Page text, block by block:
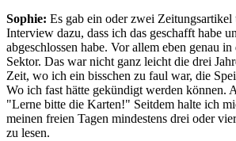
Sophie: Es gab ein oder zwei Zeitungsartikel
Interview dazu, dass ich das geschafft habe
abgeschlossen habe. Vor allem eben genau in
Sektor. Das war nicht ganz leicht die drei
Zeit, wo ich ein bisschen zu faul war, die
Wo ich fast hätte gekündigt werden können.
"Lerne bitte die Karten!" Seitdem halte ich
meinen freien Tagen mindestens drei oder
zu lesen.